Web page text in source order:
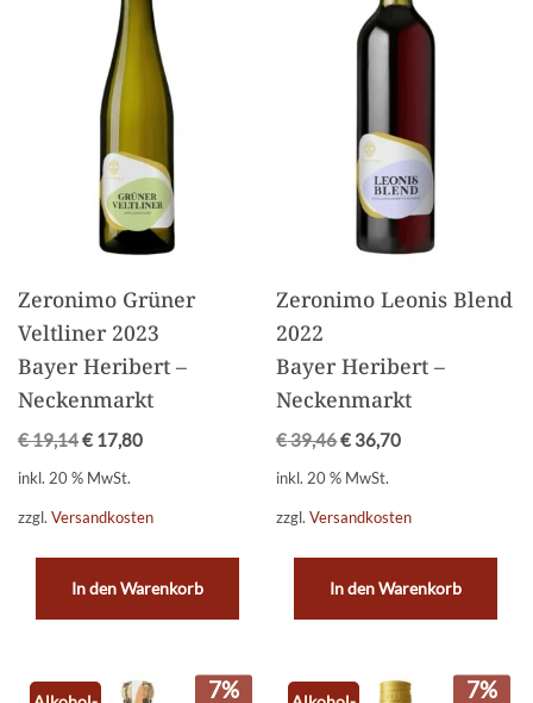
Zeronimo Grüner
Veltliner 2023
Bayer Heribert –
Neckenmarkt
€19,14€ 17,80
inkl. 20 % MwSt.
zzgl. Versandkosten
In den Warenkorb
Zeronimo Leonis Blend
2022
Bayer Heribert –
Neckenmarkt
€39,46€ 36,70
inkl. 20 % MwSt.
zzgl.Versandkosten
In den Warenkorb
7% 7%